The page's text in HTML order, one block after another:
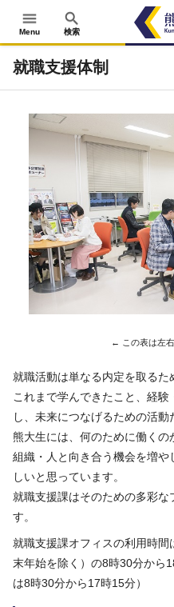
menu
Menu
search
検索
就職支援体制
就職活動は単なる内定を取るた
これまで学んできたこと、経
し、未来につなげるための活動
熊大生には、何のために働く
組織・人と向き合う機会を増
しいと思っています。
就職支援課はそのための多彩な
す。
就職支援課オフィスの利用時
末年始を除く）の8時30分から
は8時30分から17時15分）